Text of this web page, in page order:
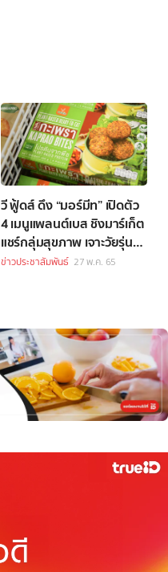
วี ฟู้ดส์ ดึง “มอร์มีท” เปิดตัว
4 เมนูแพลนต์เบส ชิงมาร์เก็ต
แชร์กลุ่มสุขภาพ เจาะวัยรุ่น
สายเฮลธ์ตี้
ข่าวประชาสัมพันธ์ 27 พ.ค. 65